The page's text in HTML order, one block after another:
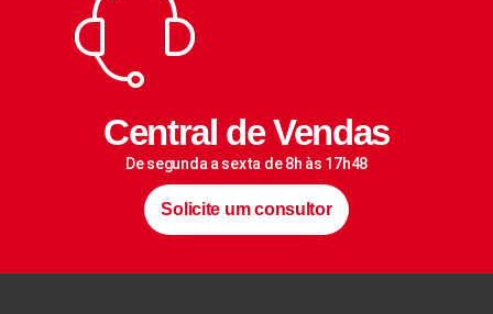
Central de Vendas
De segunda a sexta de 8h às 17h48
Solicite um consultor